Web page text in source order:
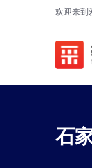
欢迎来到
石